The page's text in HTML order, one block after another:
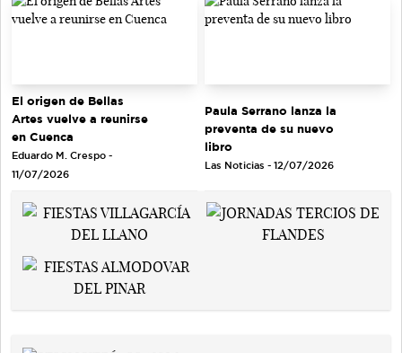
El origen de Bellas
Artes vuelve a reunirse
en Cuenca
Eduardo M. Crespo -
11/07/2026
Paula Serrano lanza la
preventa de su nuevo
libro
Las Noticias - 12/07/2026